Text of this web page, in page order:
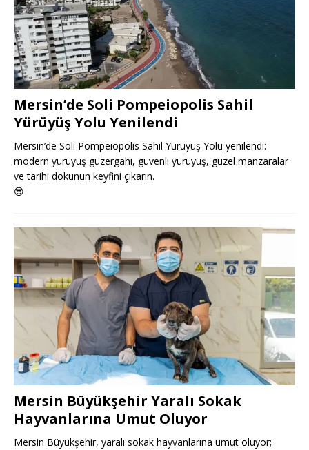
Mersin’de Soli Pompeiopolis Sahil
Yürüyüş Yolu Yenilendi
Mersin’de Soli Pompeiopolis Sahil Yürüyüş Yolu yenilendi:
modern yürüyüş güzergahı, güvenli yürüyüş, güzel manzaralar
ve tarihi dokunun keyfini çıkarın.
😎
Mersin Büyükşehir Yaralı Sokak
Hayvanlarına Umut Oluyor
Mersin Büyükşehir, yaralı sokak hayvanlarına umut oluyor;